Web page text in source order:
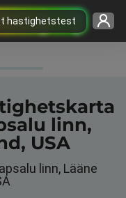
hastighetstest
linn,
USA
linn, Lääne